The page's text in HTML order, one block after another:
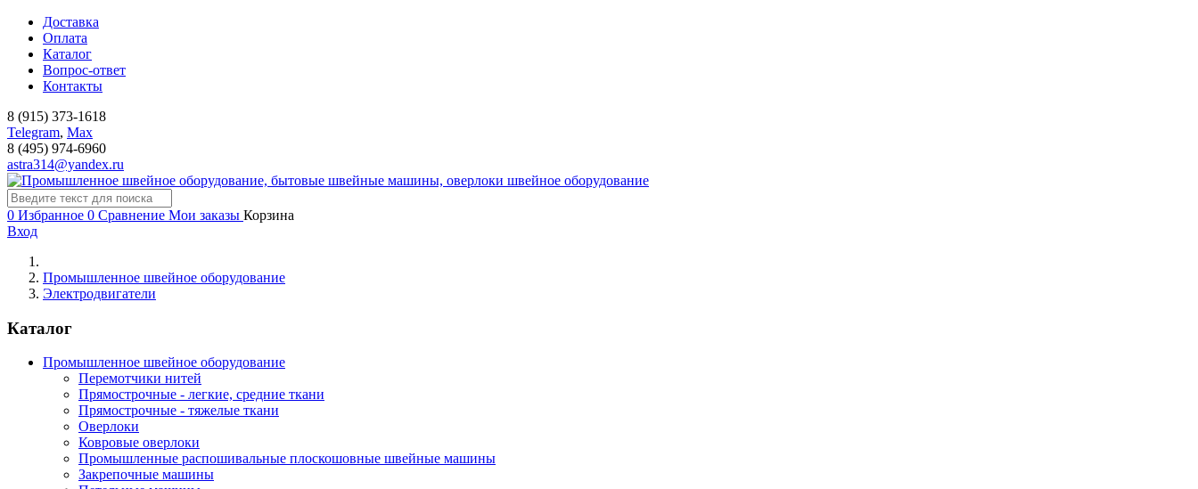
Доставка
Оплата
Каталог
Вопрос-ответ
Контакты
8 (915) 373-1618
Telegram, Мах
8 (495) 974-6960
astra314@yandex.ru
швейное оборудование
0 Избранное 0 Сравнение Мои заказы Корзина
Вход
Промышленное швейное оборудование
Электродвигатели
Каталог
Промышленное швейное оборудование
Перемотчики нитей
Прямострочные - легкие, средние ткани
Прямострочные - тяжелые ткани
Оверлоки
Ковровые оверлоки
Промышленные распошивальные плоскошовные швейные машины
Закрепочные машины